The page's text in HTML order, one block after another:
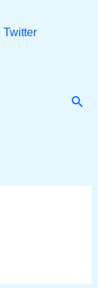
Twitter